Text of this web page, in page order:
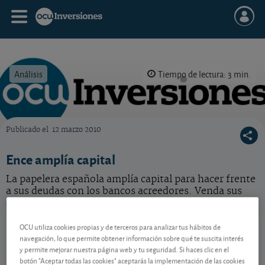
Análisis Tiempo de lectura: 3 min.
Publicado el 12 marzo 2010
Ence amplía capital
La papelera española amplía capital para hacer frente
a sus deudas con los bancos acreedores. Venda sus
Ence Energia y Celulosa
ES0130625512
07/08/2026 Madrid
2,594 EUR
-0,03 EUR (-1,14 %)
OCU utiliza cookies propias y de terceros para analizar tus hábitos de
navegación, lo que permite obtener información sobre qué te suscita interés
y permite mejorar nuestra página web y tu seguridad. Si haces clic en el
botón "Aceptar todas las cookies" aceptarás la implementación de las cookies